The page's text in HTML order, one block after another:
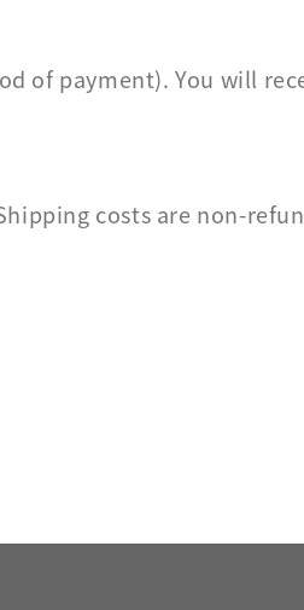
of payment). You will
costs are non-